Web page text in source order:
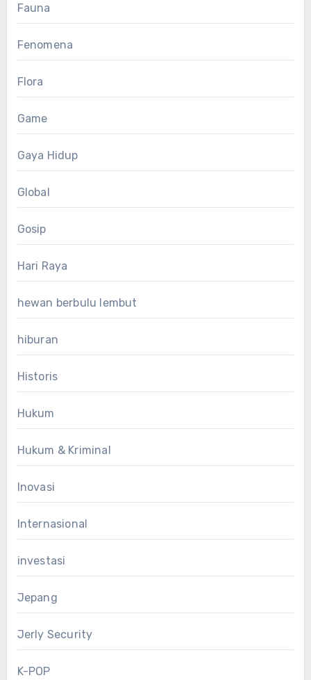
Fauna
Fenomena
Flora
Game
Gaya Hidup
Global
Gosip
Hari Raya
hewan berbulu lembut
hiburan
Historis
Hukum
Hukum & Kriminal
Inovasi
Internasional
investasi
Jepang
Jerly Security
K-POP